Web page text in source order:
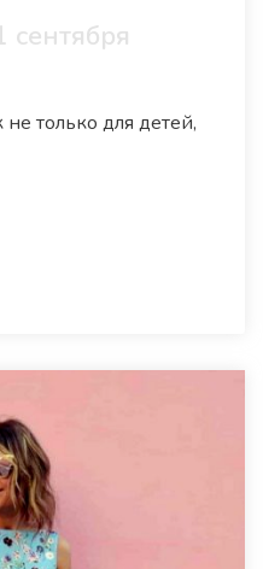
сентября
только для детей,